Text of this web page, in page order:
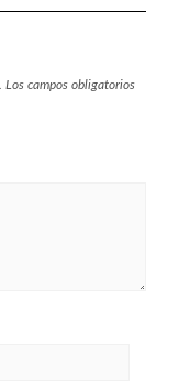
Los campos obligatorios